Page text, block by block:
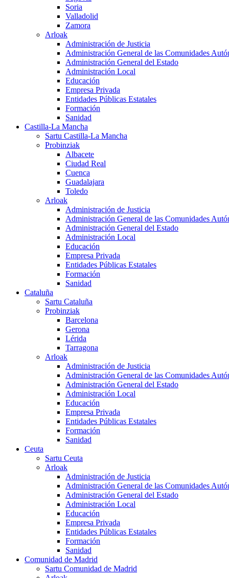
Soria
Valladolid
Zamora
Arloak
Administración de Justicia
Administración General de las Comunidades
Administración General del Estado
Administración Local
Educación
Empresa Privada
Entidades Públicas Estatales
Formación
Sanidad
Castilla-La Mancha
Sartu Castilla-La Mancha
Probinziak
Albacete
Ciudad Real
Cuenca
Guadalajara
Toledo
Arloak
Administración de Justicia
Administración General de las Comunidades
Administración General del Estado
Administración Local
Educación
Empresa Privada
Entidades Públicas Estatales
Formación
Sanidad
Cataluña
Sartu Cataluña
Probinziak
Barcelona
Gerona
Lérida
Tarragona
Arloak
Administración de Justicia
Administración General de las Comunidades
Administración General del Estado
Administración Local
Educación
Empresa Privada
Entidades Públicas Estatales
Formación
Sanidad
Ceuta
Sartu Ceuta
Arloak
Administración de Justicia
Administración General de las Comunidades
Administración General del Estado
Administración Local
Educación
Empresa Privada
Entidades Públicas Estatales
Formación
Sanidad
Comunidad de Madrid
Sartu Comunidad de Madrid